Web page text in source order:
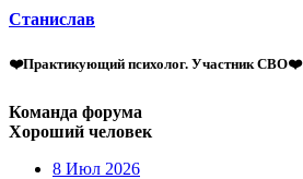
Станислав
❤️Практикующий психолог. Участник СВО❤️
Команда форума
Хороший человек
8 Июл 2026